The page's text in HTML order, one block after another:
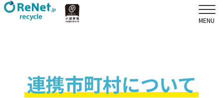
連携市町村について